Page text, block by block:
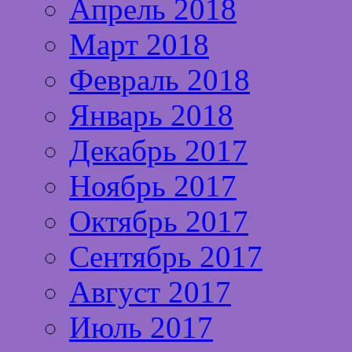
Апрель 2018
Март 2018
Февраль 2018
Январь 2018
Декабрь 2017
Ноябрь 2017
Октябрь 2017
Сентябрь 2017
Август 2017
Июль 2017